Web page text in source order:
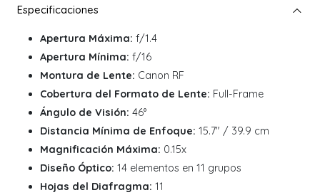
Apertura Máxima: f/1.4
Apertura Mínima: f/16
Montura de Lente: Canon RF
Cobertura del Formato de Lente: Full-Frame
Ángulo de Visión: 46°
Distancia Mínima de Enfoque: 15.7" / 39.9 cm
Magnificación Máxima: 0.15x
Diseño Óptico: 14 elementos en 11 grupos
Hojas del Diafragma: 11